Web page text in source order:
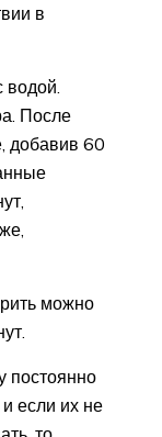
в
После
добавив 60
можно
постоянно
если их не